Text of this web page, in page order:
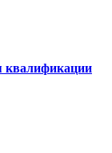
квалификации